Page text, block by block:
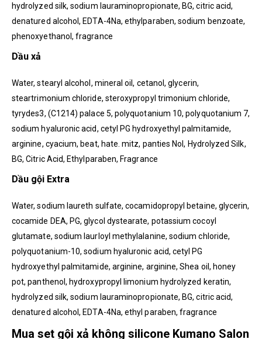
hydrolyzed silk, sodium lauraminopropionate, BG, citric acid,
denatured alcohol, EDTA-4Na, ethylparaben, sodium benzoate,
phenoxyethanol, fragrance
Dầu xả
Water, stearyl alcohol, mineral oil, cetanol, glycerin,
steartrimonium chloride, steroxypropyl trimonium chloride,
tyrydes3, (C1214) palace 5, polyquotanium 10, polyquotanium 7,
sodium hyaluronic acid, cetyl PG hydroxyethyl palmitamide,
arginine, cyacium, beat, hate. mitz, panties Nol, Hydrolyzed Silk,
BG, Citric Acid, Ethylparaben, Fragrance
Dầu gội Extra
Water, sodium laureth sulfate, cocamidopropyl betaine, glycerin,
cocamide DEA, PG, glycol dystearate, potassium cocoyl
glutamate, sodium laurloyl methylalanine, sodium chloride,
polyquotanium-10, sodium hyaluronic acid, cetyl PG
hydroxyethyl palmitamide, arginine, arginine, Shea oil, honey
pot, panthenol, hydroxypropyl limonium hydrolyzed keratin,
hydrolyzed silk, sodium lauraminopropionate, BG, citric acid,
denatured alcohol, EDTA-4Na, ethyl paraben, fragrance
Mua set gội xả không silicone Kumano Salon